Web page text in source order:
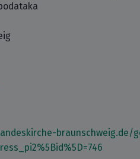
braunschweig.de/